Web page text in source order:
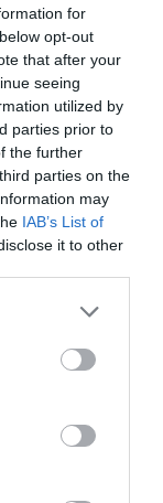
for
opt-out
that after your
seeing
utilized by
parties prior to
the further
parties on the
may
IAB’s List of
it to other